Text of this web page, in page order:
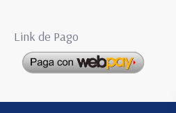
Link de Pago